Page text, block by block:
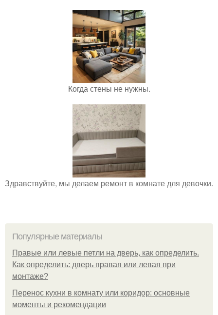
Когда стены не нужны.
Здравствуйте, мы делаем ремонт в комнате для девочки.
Популярные материалы
Правые или левые петли на дверь, как определить.
Как определить: дверь правая или левая при
монтаже?
Перенос кухни в комнату или коридор: основные
моменты и рекомендации